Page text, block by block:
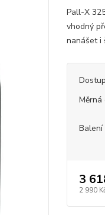
Pall-X
vhodný
nanášet i
Měrná
Balení
3
2 990